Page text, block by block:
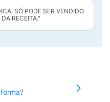
SÓ PODE SER VENDIDO
RECEITA."